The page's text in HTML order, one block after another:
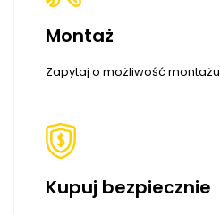
Montaż
Zapytaj o możliwość montażu
Kupuj bezpiecznie